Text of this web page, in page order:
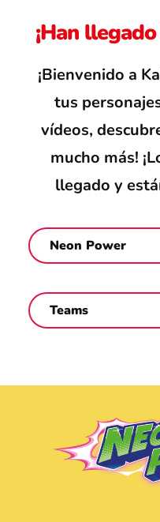
Atención
Careers
Intranet
España
Search
¡Han
¡Bienvenido a
tus
vídeos,
mucho más!
llegado y